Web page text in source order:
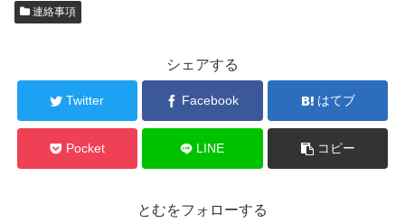
連絡事項
シェアする
Twitter Facebook はてブ
Pocket LINE コピー
とむをフォローする